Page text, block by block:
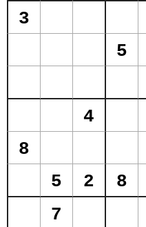
3
5
4
8
5
2 8
7